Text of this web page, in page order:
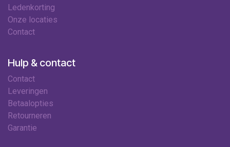
Ledenkorting
Onze locaties
Contact
Hulp & contact
Contact
Leveringen
Betaalopties
Retourneren
Garantie